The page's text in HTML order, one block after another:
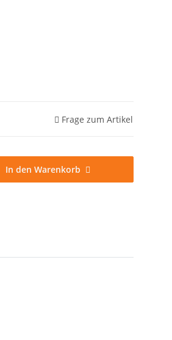
Frage zum Artikel
In den Warenkorb